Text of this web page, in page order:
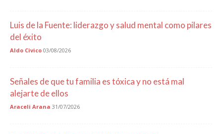
Luis de la Fuente: liderazgo y salud mental como pilares
del éxito
Aldo Civico 03/08/2026
Señales de que tu familia es tóxica y no está mal
alejarte de ellos
Araceli Arana 31/07/2026